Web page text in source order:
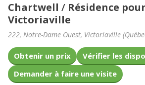
Chartwell / Résidence
Victoriaville
222, Notre-Dame Ouest, Victoriaville (
Obtenir un prix
Vérifier les
Demander à faire une visite